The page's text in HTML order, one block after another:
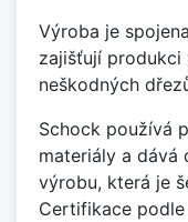
Výroba je
zajišťují
neškodných
Schock používá
materiály a dává
výrobu, která je
Certifikace podle